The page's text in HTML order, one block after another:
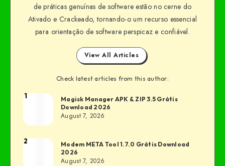
de práticas genuínas de software estão no cerne do
Ativado e Crackeado, tornando-o um recurso essencial
para orientação de software perspicaz e confiável.
View All Articles
Check latest articles from this author:
1
Magisk Manager APK & ZIP 3.5 Grátis
Download 2026
August 7, 2026
2
Modem META Tool 1.7.0 Grátis Download
2026
August 7, 2026